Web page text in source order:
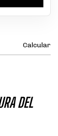
Calcular
DEL